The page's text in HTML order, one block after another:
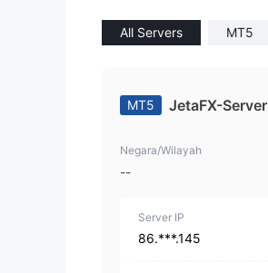
All Servers MT5
MT5 JetaFX-Server
Negara/Wilayah
--
Server IP
86.***.145